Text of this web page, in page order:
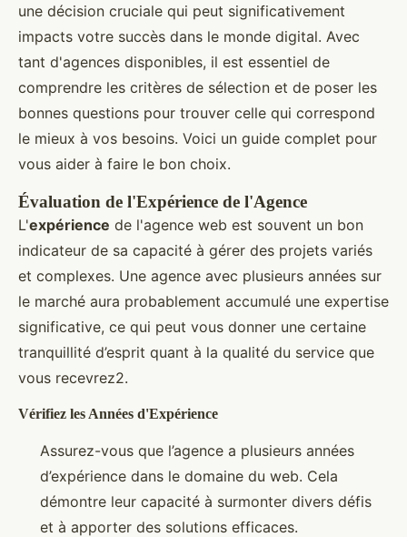
une décision cruciale qui peut significativement
impacts votre succès dans le monde digital. Avec
tant d'agences disponibles, il est essentiel de
comprendre les critères de sélection et de poser les
bonnes questions pour trouver celle qui correspond
le mieux à vos besoins. Voici un guide complet pour
vous aider à faire le bon choix.
Évaluation de l'Expérience de l'Agence
L'expérience de l'agence web est souvent un bon
indicateur de sa capacité à gérer des projets variés
et complexes. Une agence avec plusieurs années sur
le marché aura probablement accumulé une expertise
significative, ce qui peut vous donner une certaine
tranquillité d’esprit quant à la qualité du service que
vous recevrez2.
Vérifiez les Années d'Expérience
Assurez-vous que l’agence a plusieurs années
d’expérience dans le domaine du web. Cela
démontre leur capacité à surmonter divers défis
et à apporter des solutions efficaces.